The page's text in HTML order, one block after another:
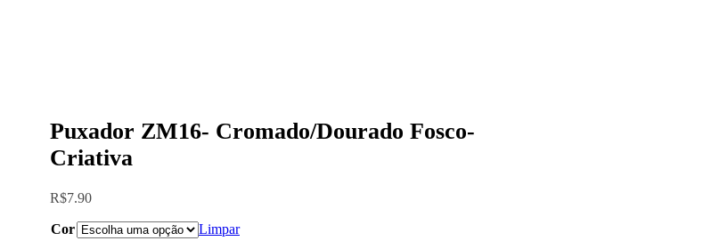
Puxador ZM16- Cromado/Dourado Fosco-
Criativa
R$7.90
Cor Limpar